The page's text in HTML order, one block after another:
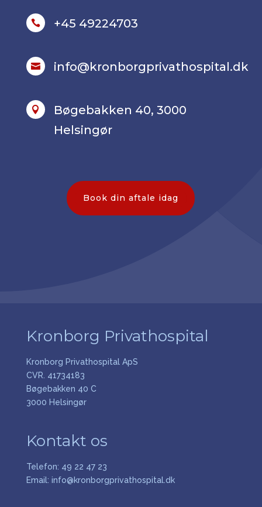
 +45 49224703
 info@kronborgprivathospital.dk

Bøgebakken 40, 3000
Helsingør
Book din aftale idag
Kronborg Privathospital
Kronborg Privathospital ApS
CVR. 41734183
Bøgebakken 40 C
3000 Helsingør
Kontakt os
Telefon: 49 22 47 23
Email: info@kronborgprivathospital.dk